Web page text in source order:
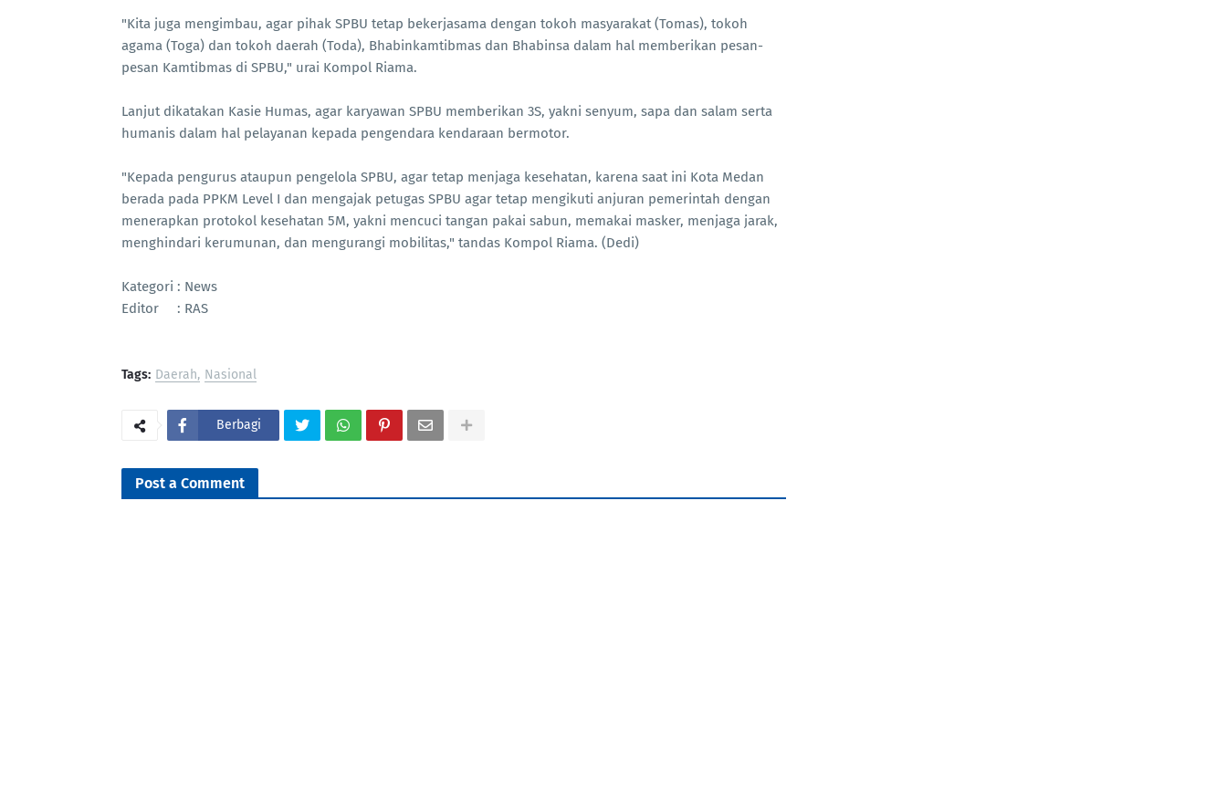
"Kita juga mengimbau, agar pihak SPBU tetap bekerjasama dengan tokoh masyarakat (Tomas), tokoh
agama (Toga) dan tokoh daerah (Toda), Bhabinkamtibmas dan Bhabinsa dalam hal memberikan pesan-
pesan Kamtibmas di SPBU," urai Kompol Riama.
Lanjut dikatakan Kasie Humas, agar karyawan SPBU memberikan 3S, yakni senyum, sapa dan salam serta
humanis dalam hal pelayanan kepada pengendara kendaraan bermotor.
"Kepada pengurus ataupun pengelola SPBU, agar tetap menjaga kesehatan, karena saat ini Kota Medan
berada pada PPKM Level I dan mengajak petugas SPBU agar tetap mengikuti anjuran pemerintah dengan
menerapkan protokol kesehatan 5M, yakni mencuci tangan pakai sabun, memakai masker, menjaga jarak,
menghindari kerumunan, dan mengurangi mobilitas," tandas Kompol Riama. (Dedi)
Kategori : News
Editor : RAS
Tags: Daerah Nasional
Berbagi
Post a Comment